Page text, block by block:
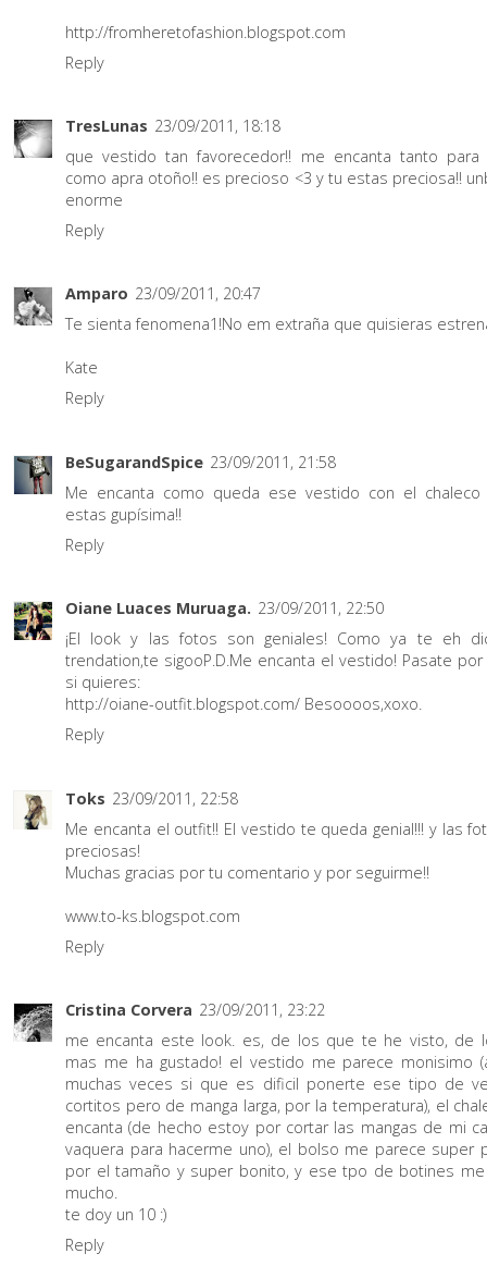
http://fromheretofashion.blogspot.com
Reply
TresLunas 23/09/2011, 18:18
que vestido tan favorecedor!! me encanta tanto para
como apra otoño!! es precioso <3 y tu estas preciosa!!
enorme
Reply
Amparo 23/09/2011, 20:47
Te sienta fenomena1!No em extraña que quisieras
Kate
Reply
BeSugarandSpice 23/09/2011, 21:58
Me encanta como queda ese vestido con el chaleco
estas gupísima!!
Reply
Oiane Luaces Muruaga. 23/09/2011, 22:50
¡El look y las fotos son geniales! Como ya te eh
trendation,te sigooP.D.Me encanta el vestido! Pasate
si quieres:
http://oiane-outfit.blogspot.com/ Besoooos,xoxo.
Reply
Toks 23/09/2011, 22:58
Me encanta el outfit!! El vestido te queda genial!!! y las
preciosas!
Muchas gracias por tu comentario y por seguirme!!
www.to-ks.blogspot.com
Reply
Cristina Corvera 23/09/2011, 23:22
me encanta este look. es, de los que te he visto, de
mas me ha gustado! el vestido me parece monisimo
muchas veces si que es dificil ponerte ese tipo de
cortitos pero de manga larga, por la temperatura), el
encanta (de hecho estoy por cortar las mangas de mi
vaquera para hacerme uno), el bolso me parece super
por el tamaño y super bonito, y ese tpo de botines me
mucho.
te doy un 10 :)
Reply